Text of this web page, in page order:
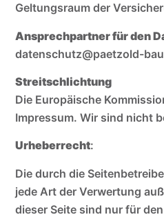
Geltungsraum der
Ansprechpartner für den
datenschutz@paetzold-
Streitschlichtung
Die Europäische
Impressum. Wir sind nicht
Urheberrecht:
Die durch die
jede Art der Verwertung
dieser Seite sind nur für